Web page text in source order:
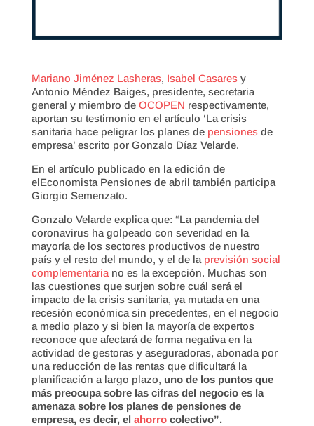
Mariano Jiménez Lasheras, Isabel Casaresy
Antonio Méndez Baiges, presidente, secretaria
general y miembro de OCOPEN respectivamente,
aportan su testimonio en el artículo ‘La crisis
sanitaria hace peligrar los planes de pensionesde
empresa’ escrito por Gonzalo Díaz Velarde.
En el artículo publicado en la edición de
elEconomista Pensiones de abril también participa
Giorgio Semenzato.
Gonzalo Velarde explica que: “La pandemia del
coronavirus ha golpeado con severidad en la
mayoría de los sectores productivos de nuestro
país y el resto del mundo, y el de la previsión social
complementariano es la excepción. Muchas son
las cuestiones que surjen sobre cuál será el
impacto de la crisis sanitaria, ya mutada en una
recesión económica sin precedentes, en el negocio
a medio plazo y si bien la mayoría de expertos
reconoce que afectará de forma negativa en la
actividad de gestoras y aseguradoras, abonada por
una reducción de las rentas que dificultará la
planificación a largo plazo, uno de los puntos que
más preocupa sobre las cifras del negocio es la
amenaza sobre los planes de pensiones de
empresa, es decir, el ahorrocolectivo”.